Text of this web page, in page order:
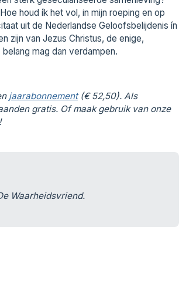
houd ík het vol, in mijn roeping en op
uit de Nederlandse Geloofsbelijdenis ín
zijn van Jezus Christus, de enige,
mag dan verdampen.
jaarabonnement(€ 52,50). Als
gratis. Of maak gebruik van onze
Waarheidsvriend.